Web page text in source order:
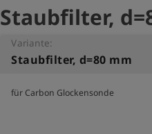
Staubfilter,
Variante:
Staubfilter, d=80 mm
für Carbon Glockensonde